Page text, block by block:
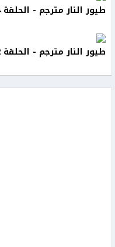
طيور النار مترجم - الحلقة 4
طيور النار مترجم - الحلقة 2